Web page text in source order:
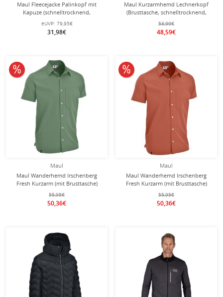
Maul Fleecejacke Palinkopf mit
Kapuze (schnelltrocknend,
atmungsaktiv, elastisch) khaki/grün
Herren
eUVP: 79,95€
31,98€
Maul Kurzarmhemd Lechnerkopf
(Brusttasche, schnelltrocknend,
sportlicher Schnitt) dunkelblau
Herren
53,99€
48,59€
Maul
Maul Wanderhemd Irschenberg
Fresh Kurzarm (mit Brusttasche)
grün Herren
55,95€
50,36€
10% reduziert
Maul
Maul Wanderhemd Irschenberg
Fresh Kurzarm (mit Brusttasche)
orange Herren
55,95€
50,36€
10% reduziert